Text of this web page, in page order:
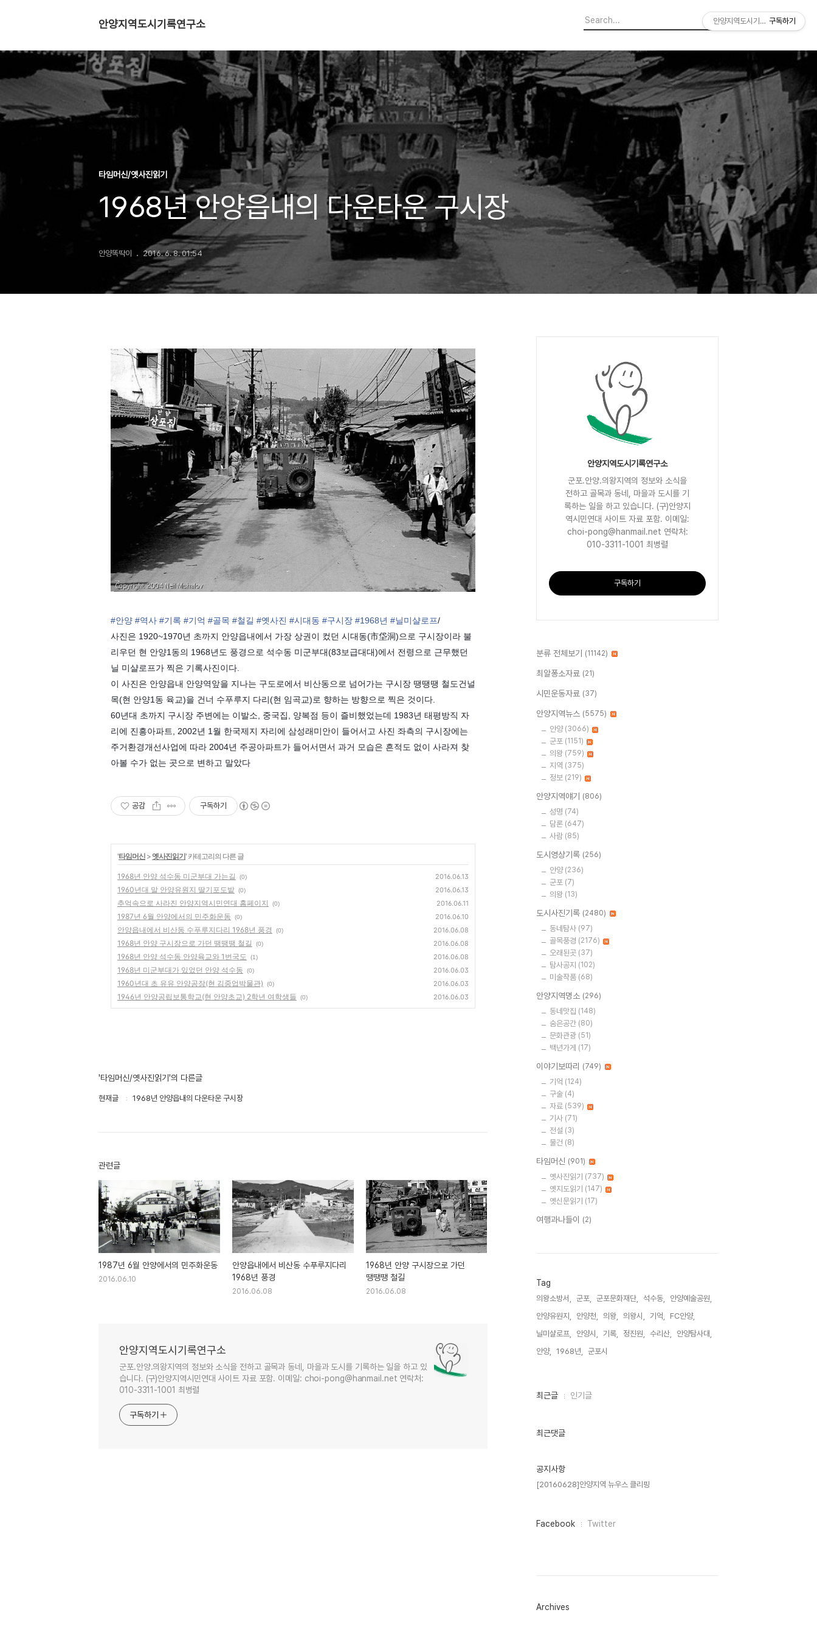
안양지역도시기록연구소
타임머신/옛사진읽기
1968년 안양읍내의 다운타운 구시장
안양똑딱이 2016. 6. 8. 01:54
#안양 #역사 #기록 #기억 #골목 #철길 #옛사진 #시대동 #구시장 #1968년 #닐미샬로프/
사진은 1920~1970년 초까지 안양읍내에서 가장 상권이 컸던 시대동(市垈洞)으로 구시장이라 불
리우던 현 안양1동의 1968년도 풍경으로 석수동 미군부대(83보급대대)에서 전령으로 근무했던
닐 미샬로프가 찍은 기록사진이다.
이 사진은 안양읍내 안양역앞을 지나는 구도로에서 비산동으로 넘어가는 구시장 땡땡땡 철도건널
목(현 안양1동 육교)을 건너 수푸루지 다리(현 임곡교)로 향하는 방향으로 찍은 것이다.
60년대 초까지 구시장 주변에는 이발소, 중국집, 양복점 등이 즐비했었는데 1983년 태평방직 자
리에 진흥아파트, 2002년 1월 한국제지 자리에 삼성래미안이 들어서고 사진 좌측의 구시장에는
주거환경개선사업에 따라 2004년 주공아파트가 들어서면서 과거 모습은 흔적도 없이 사라져 찾
아볼 수가 없는 곳으로 변하고 말았다
공감 구독하기
'타임머신 > 옛사진읽기' 카테고리의 다른 글
1968년 안양 석수동 미군부대 가는길 (0) 2016.06.13
1960년대 말 안양유원지 딸기포도밭 (0) 2016.06.13
추억속으로 사라진 안양지역시민연대 홈페이지 (0) 2016.06.11
1987년 6월 안양에서의 민주화운동 (0) 2016.06.10
안양읍내에서 비산동 수푸루지다리 1968년 풍경 (0) 2016.06.08
1968년 안양 구시장으로 가던 땡땡땡 철길 (0) 2016.06.08
1968년 안양 석수동 안양육교와 1번국도 (1) 2016.06.08
1968년 미군부대가 있었던 안양 석수동 (0) 2016.06.03
1960년대 초 유유 안양공장(현 김중업박물관) (0) 2016.06.03
1946년 안양공립보통학교(현 안양초교) 2학년 여학생들 (0) 2016.06.03
'타임머신/옛사진읽기'의 다른글
현재글 1968년 안양읍내의 다운타운 구시장
관련글
1987년 6월 안양에서의 민주화운동
2016.06.10
안양읍내에서 비산동 수푸루지다리
1968년 풍경
2016.06.08
1968년 안양 구시장으로 가던
땡땡땡 철길
2016.06.08
안양지역도시기록연구소
군포.안양.의왕지역의 정보와 소식을 전하고 골목과 동네, 마을과 도시를 기록하는 일을 하고 있
습니다. (구)안양지역시민연대 사이트 자료 포함. 이메일: choi-pong@hanmail.net 연락처:
010-3311-1001 최병렬
구독하기
안양지역도시기록연구소
군포.안양.의왕지역의 정보와 소식을
전하고 골목과 동네, 마을과 도시를 기
록하는 일을 하고 있습니다. (구)안양지
역시민연대 사이트 자료 포함. 이메일:
choi-pong@hanmail.net 연락처:
010-3311-1001 최병렬
구독하기
분류 전체보기 (11142)
최알퐁소자료 (21)
시민운동자료 (37)
안양지역뉴스 (5575)
안양 (3066)
군포 (1151)
의왕 (759)
지역 (375)
정보 (219)
안양지역얘기 (806)
성명 (74)
담론 (647)
사람 (85)
도시영상기록 (256)
안양 (236)
군포 (7)
의왕 (13)
도시사진기록 (2480)
동네탐사 (97)
골목풍경 (2176)
오래된곳 (37)
탐사공지 (102)
미술작품 (68)
안양지역명소 (296)
동네맛집 (148)
숨은공간 (80)
문화관광 (51)
백년가게 (17)
이야기보따리 (749)
기억 (124)
구술 (4)
자료 (539)
기사 (71)
전설 (3)
물건 (8)
타임머신 (901)
옛사진읽기 (737)
옛지도읽기 (147)
옛신문읽기 (17)
여행과나들이 (2)
Tag
의왕소방서, 군포, 군포문화재단, 석수동,
안양예술공원,
안양유원지,
안양천, 의왕, 의왕시, 기억,
FC안양,
닐미샬로프,
안양시, 기록, 정진원, 수리산,
안양탐사대,
안양,
1968년, 군포시,
최
인
최근글 인기글
최근댓글
공지사항
[20160628]안양지역 뉴우스 클리핑
페
그
Facebook Twitter
Archives
안양지역도시기록연구소
구독하기